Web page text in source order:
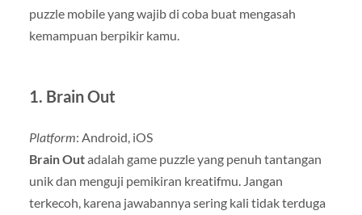
puzzle mobile yang wajib di coba buat mengasah
kemampuan berpikir kamu.
1. Brain Out
Platform: Android, iOS
Brain Outadalah game puzzle yang penuh tantangan
unik dan menguji pemikiran kreatifmu. Jangan
terkecoh, karena jawabannya sering kali tidak terduga